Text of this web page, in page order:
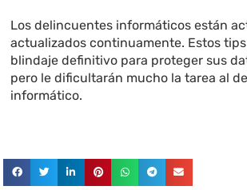
Los delincuentes informáticos están
actualizados continuamente. Estos
blindaje definitivo para proteger sus
pero le dificultarán mucho la tarea al
informático.